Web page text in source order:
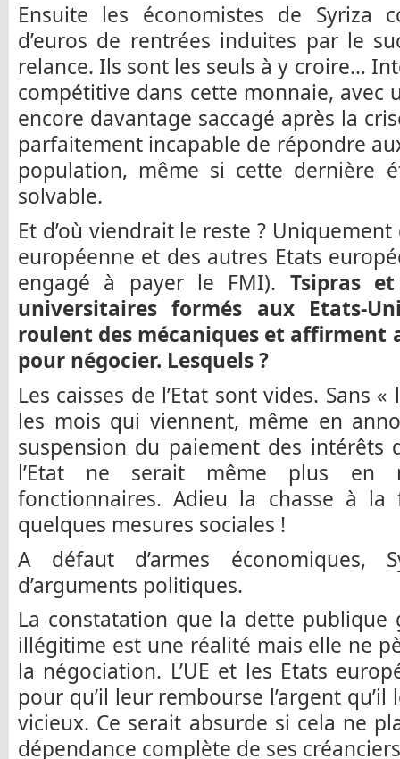
Ensuite les économistes de Syriza
d’euros de rentrées induites par le
relance. Ils sont les seuls à y croire…
compétitive dans cette monnaie, avec
encore davantage saccagé après la
parfaitement incapable de répondre
population, même si cette dernière
solvable.
Et d’où viendrait le reste ?
européenne et des autres Etats
engagé à payer le FMI). Tsipras
universitaires formés aux Etats-
roulent des mécaniques et affirment
pour négocier. Lesquels ?
Les caisses de l’Etat sont vides. Sans
les mois qui viennent, même en
suspension du paiement des intérêts
l’Etat ne serait même plus en
fonctionnaires. Adieu la chasse à la
quelques mesures sociales !
A défaut d’armes économiques,
d’arguments politiques.
La constatation que la dette publique
illégitime est une réalité mais elle ne
la négociation. L’UE et les Etats
pour qu’il leur rembourse l’argent
vicieux. Ce serait absurde si cela ne
dépendance complète de ses